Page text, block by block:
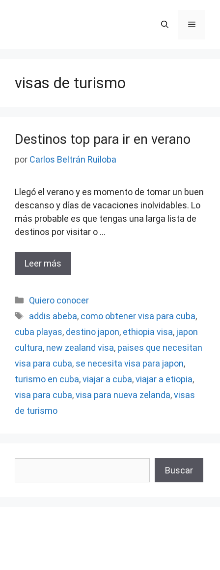
Menú
visas de turismo
Destinos top para ir en verano
por Carlos Beltrán Ruiloba
Llegó el verano y es momento de tomar un buen
descanso y días de vacaciones inolvidables. Lo
más probable es que tengas una larga lista de
destinos por visitar o …
Leer más
Categorías
Quiero conocer
Etiquetas
addis abeba, como obtener visa para cuba,
cuba playas, destino japon, ethiopia visa, japon
cultura, new zealand visa, paises que necesitan
visa para cuba, se necesita visa para japon,
turismo en cuba,viajar a cuba,viajar a etiopia,
visa para cuba,visa para nueva zelanda,visas
de turismo
Buscar